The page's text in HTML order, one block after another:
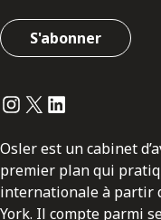
S'abonner
Instagram
Twitter
LinkedIn
Osler est un cabinet
premier plan qui
internationale à partir
York. Il compte parmi